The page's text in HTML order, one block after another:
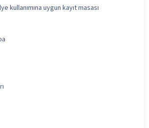
kullanımına uygun kayıt masası